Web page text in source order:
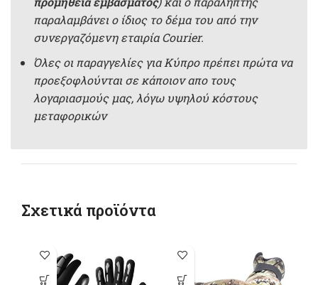
παραλαμβάνει ο ίδιος το δέμα του από την
συνεργαζόμενη εταιρία Courier.
Όλες οι παραγγελίες για Κύπρο πρέπει πρώτα να
προεξοφλούνται σε κάποιον απο τους
λογαριασμούς μας, λόγω υψηλού κόστους
μεταφορικών
Σχετικά προϊόντα
Αυτό το
Αυτό το